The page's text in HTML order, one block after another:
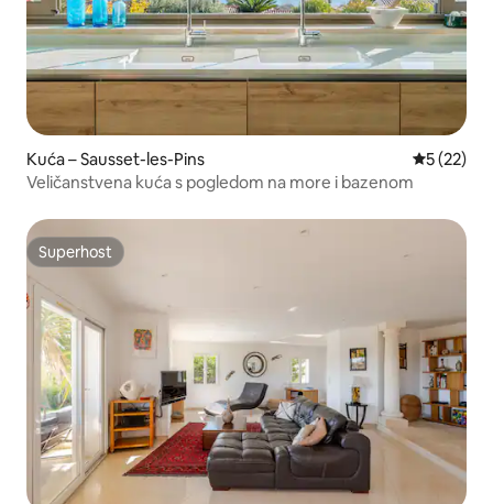
Kuća – Sausset-les-Pins Prosječna
5 (22)
Veličanstvena kuća s pogledom na more i bazenom
Superhost
Superhost